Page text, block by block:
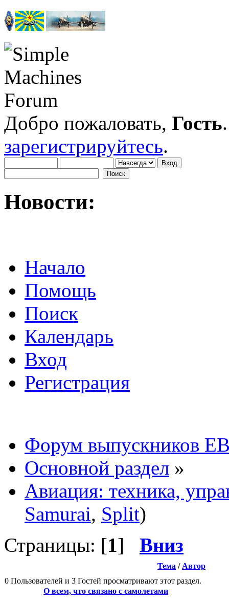
Добро пожаловать, Гость
зарегистрируйтесь.
Новости:
Начало
Помощь
Поиск
Календарь
Вход
Регистрация
Форум выпускников
Основной раздел »
Авиация: техника,
Samurai, Split)
Страницы: [1] Вниз
Тема / Автор
0 Пользователей и 3 Гостей просматривают этот раздел.
О всем, что связано с самолетами